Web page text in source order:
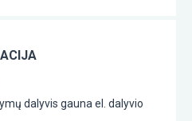
dalyvis gauna el. dalyvio